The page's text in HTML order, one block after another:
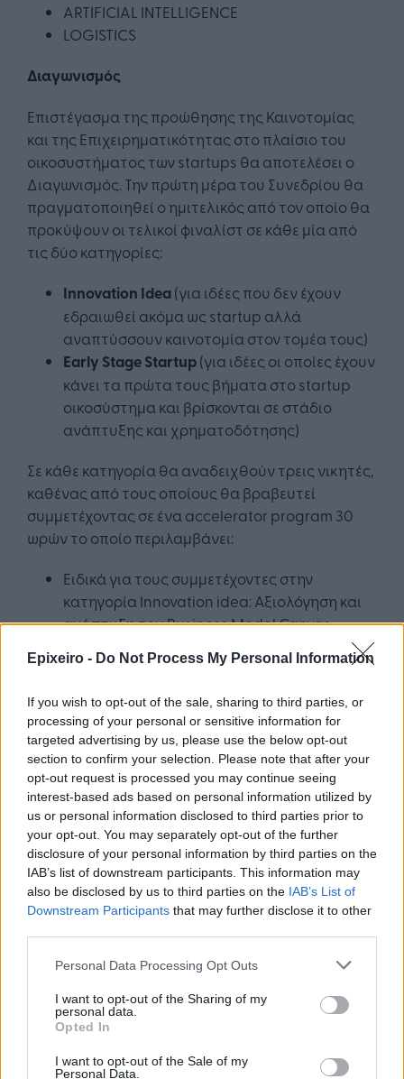
Epixeiro - Do Not Process My Personal Information
If you wish to opt-out of the sale, sharing to third parties, or
processing of your personal or sensitive information for
targeted advertising by us, please use the below opt-out
section to confirm your selection. Please note that after your
opt-out request is processed you may continue seeing
interest-based ads based on personal information utilized by
us or personal information disclosed to third parties prior to
your opt-out. You may separately opt-out of the further
disclosure of your personal information by third parties on the
IAB’s list of downstream participants. This information may
also be disclosed by us to third parties on the IAB’s List of
Downstream Participants that may further disclose it to other
Personal Data Processing Opt Outs
I want to opt-out of the Sharing of my
personal data.
Opted In
I want to opt-out of the Sale of my
Personal Data.
ARTIFICIAL INTELLIGENCE
LOGISTICS
Διαγωνισμός
Επιστέγασμα της προώθησης της Καινοτομίας
και της Επιχειρηματικότητας στο πλαίσιο του
οικοσυστήματος των startups θα αποτελέσει ο
Διαγωνισμός. Την πρώτη μέρα του Συνεδρίου θα
πραγματοποιηθεί ο ημιτελικός από τον οποίο θα
προκύψουν οι τελικοί φιναλίστ σε κάθε μία από
τις δύο κατηγορίες:
Innovation Idea(για ιδέες που δεν έχουν
εδραιωθεί ακόμα ως startup αλλά
αναπτύσσουν καινοτομία στον τομέα τους)
Early Stage Startup(για ιδέες οι οποίες έχουν
κάνει τα πρώτα τους βήματα στο startup
οικοσύστημα και βρίσκονται σε στάδιο
ανάπτυξης και χρηματοδότησης)
Σε κάθε κατηγορία θα αναδειχθούν τρεις νικητές,
καθένας από τους οποίους θα βραβευτεί
συμμετέχοντας σε ένα accelerator program 30
ωρών το οποίο περιλαμβάνει:
Ειδικά για τους συμμετέχοντες στην
κατηγορία Innovation idea: Αξιολόγηση και
ανάπτυξη του Business Model Canvas
διαμόρφωση του χρηματοοικονομικού
Ολοκλήρωση και Αξιολόγηση του Μοντέλου
Εσόδων (Revenue Model Validation)
Ανάπτυξη Δεξιοτήτων Pitching (Pitching
Decks Development)
Ανάλυση του κόστους (Cost Analysis)
Συμμετοχή
Οι δυνατότητες συμμετοχής ποικίλλουν ανάλογα
με τις συμφωνίες και τους στόχους που θέλει να
startups & εταιρίες αλλά και η δυνατότητα απλής
συμμετοχής με παρακολούθηση των ομιλιών και
συμμετοχή στο matchmaking tool για κάθε